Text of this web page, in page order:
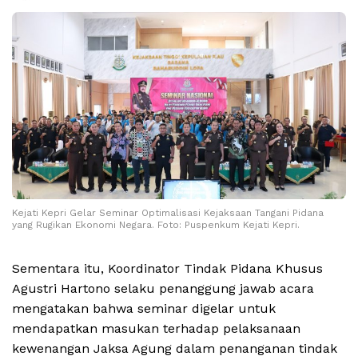
Kejati Kepri Gelar Seminar Optimalisasi Kejaksaan Tangani Pidana
yang Rugikan Ekonomi Negara. Foto: Puspenkum Kejati Kepri.
Sementara itu, Koordinator Tindak Pidana Khusus
Agustri Hartono selaku penanggung jawab acara
mengatakan bahwa seminar digelar untuk
mendapatkan masukan terhadap pelaksanaan
kewenangan Jaksa Agung dalam penanganan tindak